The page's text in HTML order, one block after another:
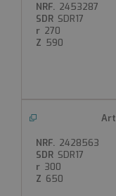
2453287
SDR17
270
590
2428563
SDR17
300
650